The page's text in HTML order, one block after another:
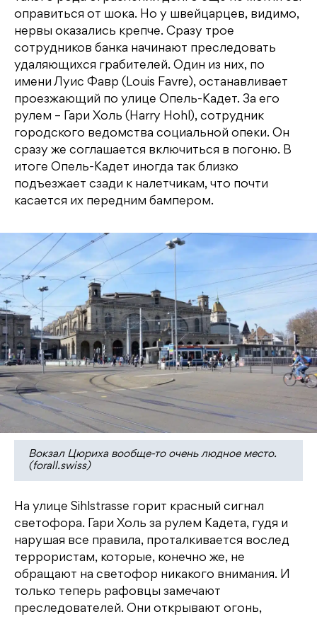
оправиться от шока. Но у швейцарцев, видимо,
нервы оказались крепче. Сразу трое
сотрудников банка начинают преследовать
удаляющихся грабителей. Один из них, по
имени Луис Фавр (Louis Favre), останавливает
проезжающий по улице Опель-Кадет. За его
рулем – Гари Холь (Harry Hohl), сотрудник
городского ведомства социальной опеки. Он
сразу же соглашается включиться в погоню. В
итоге Опель-Кадет иногда так близко
подъезжает сзади к налетчикам, что почти
касается их передним бампером.
Вокзал Цюриха вообще-то очень людное место.
(forall.swiss)
На улице Sihlstrasse горит красный сигнал
светофора. Гари Холь за рулем Кадета, гудя и
нарушая все правила, проталкивается вослед
террористам, которые, конечно же, не
обращают на светофор никакого внимания. И
только теперь рафовцы замечают
преследователей. Они открывают огонь,